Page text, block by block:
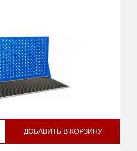
ДОБАВИТЬ В КОРЗИНУ